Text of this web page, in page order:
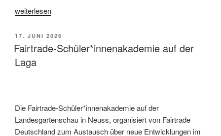
„Großer
beim Erklärfilm-
Wettbewerb “
weiterlesen
VERÖFFENTLICHT
AM
17. JUNI 2026
Fairtrade-Schüler*innenakademie auf der
Laga
Die Fairtrade-Schüler*innenakademie auf der
Landesgartenschau in Neuss, organisiert von Fairtrade
Deutschland zum Austausch über neue Entwicklungen im